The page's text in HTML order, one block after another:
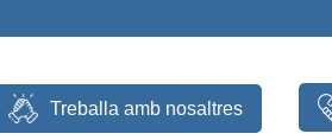
Treballa amb nosaltres